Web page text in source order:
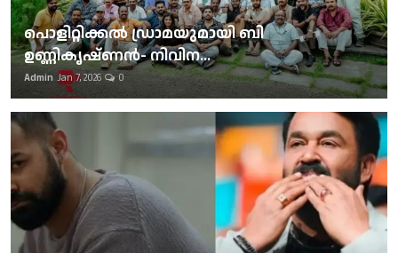
പൊളിറ്റിക്കല്‍ ഡ്രാമയുമായി ബി
ഉണ്ണികൃഷ്ണന്‍- നിവിന...
Admin Jan 7, 2026 0